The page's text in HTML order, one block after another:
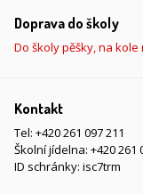
Doprava do školy
Do školy pěšky, na
Kontakt
Tel: +420 261 097 211
Školní jídelna: +420 261
ID schránky: isc7trm